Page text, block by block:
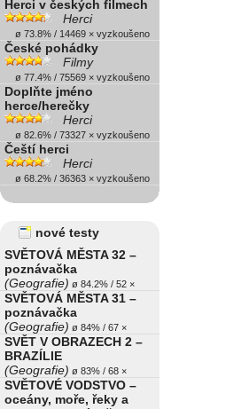
Herci v českých filmech
Herci
ø 73.8% / 14469 × vyzkoušeno
České pohádky
Filmy
ø 77.4% / 75569 × vyzkoušeno
Doplňte jméno
herce/herečky
Herci
ø 82.6% / 73327 × vyzkoušeno
Čeští herci
Herci
ø 68.2% / 36363 × vyzkoušeno
nové testy
SVĚTOVÁ MĚSTA 32 –
poznávačka
(Geografie) ø 84.2% / 52 ×
SVĚTOVÁ MĚSTA 31 –
poznávačka
(Geografie) ø 84% / 67 ×
SVĚT V OBRAZECH 2 –
BRAZÍLIE
(Geografie) ø 83% / 68 ×
SVĚTOVÉ VODSTVO –
oceány, moře, řeky a